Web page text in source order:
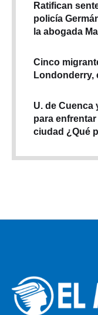
Ratifican
policía
la abogada
Cinco
Londonderry,
U. de Cuenca
para
ciudad ¿Qué